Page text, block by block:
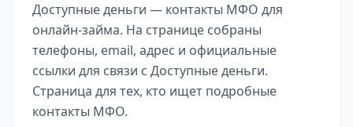
Доступные деньги — контакты МФО для
онлайн-займа. На странице собраны
телефоны, email, адрес и официальные
ссылки для связи с Доступные деньги.
Страница для тех, кто ищет подробные
контакты МФО.